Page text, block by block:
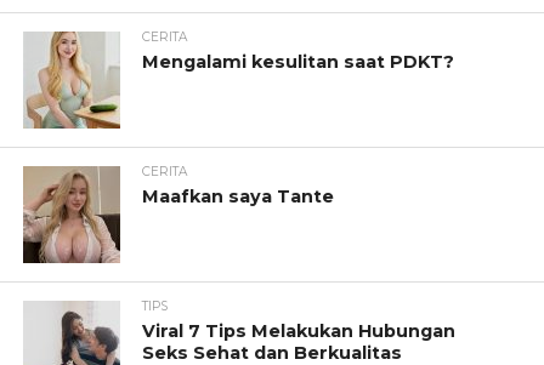
CERITA
Mengalami kesulitan saat PDKT?
CERITA
Maafkan saya Tante
TIPS
Viral 7 Tips Melakukan Hubungan
Seks Sehat dan Berkualitas